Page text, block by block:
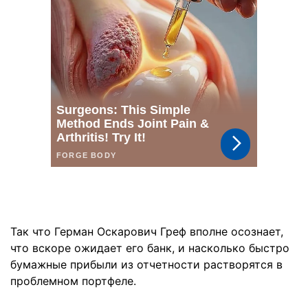
Так что Герман Оскарович Греф вполне осознает,
что вскоре ожидает его банк, и насколько быстро
бумажные прибыли из отчетности растворятся в
проблемном портфеле.